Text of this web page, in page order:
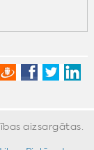
aizsargātas.